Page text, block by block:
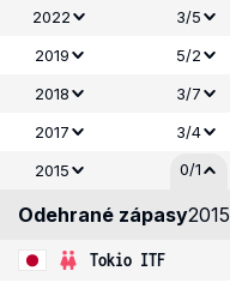
2022
3/5
2019
5/2
2018 3/7
2017
3/4
2015
0/1
Odehrané zápasy2015
Tokio ITF